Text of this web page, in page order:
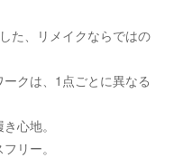
た、リメイクならではの
クは、1点ごとに異なる
心地。
リー。